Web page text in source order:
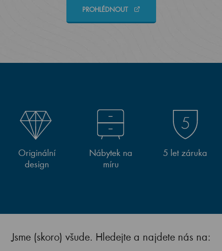
PROHLÉDNOUT
Originální
design
Nábytek na
míru
5 let záruka
Jsme (skoro) všude. Hledejte a najdete nás na: